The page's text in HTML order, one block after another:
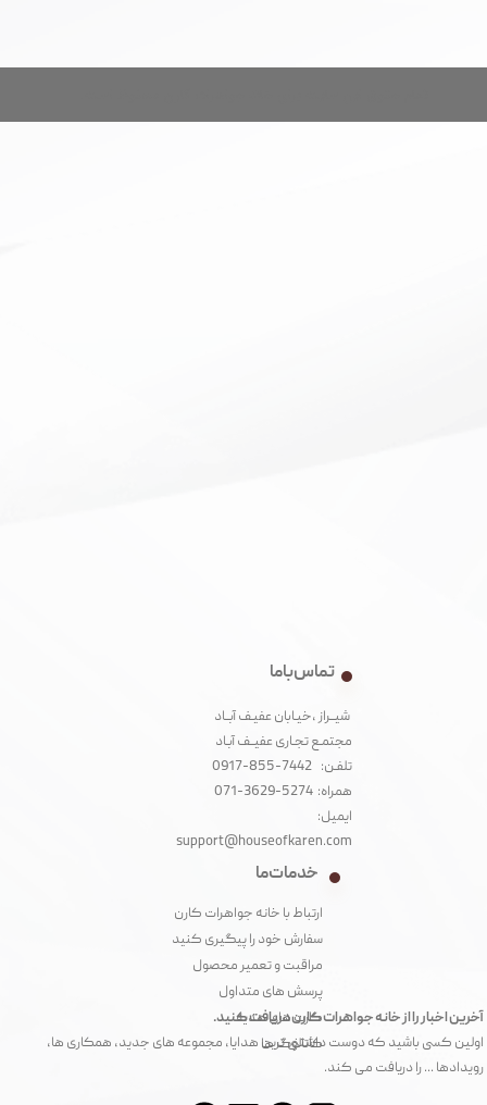
آخرین اخبار را از خانه جواهرات کارن دریافت کنید.
اولین کسی باشید که دوست داشتنی ترین هدایا، مجموعه های جدید، همکاری ها،
رویدادها ... را دریافت می کند.
تماس با ما
شیــراز ،خیـابان عفیـف آبــاد
مجتمـع تجـاری عفیــف آبـاد‌
تلفـن: 7442-855-0917
همراه: 5274-3629-071
ایمیل:
support@houseofkaren.com
خدمات ما
ارتباط با خانه جواهرات کارن
سفارش خود را پیگیری کنید
مراقبت و تعمیر محصول
پرسش های متداول
کارت های هدیه
کاتالوگ ها